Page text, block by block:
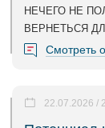
НЕЧЕГО НЕ
ВЕРНЕТЬСЯ
Смотреть
22.07.2026 /